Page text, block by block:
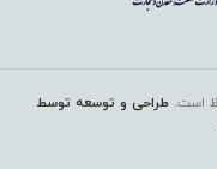
است.طراحی و توسعه توسط